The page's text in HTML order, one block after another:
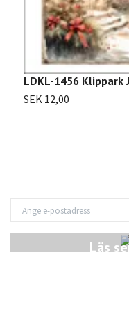
Läs
LDKL-1456 Klippark
SEK 12,00